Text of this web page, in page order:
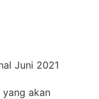
yang akan